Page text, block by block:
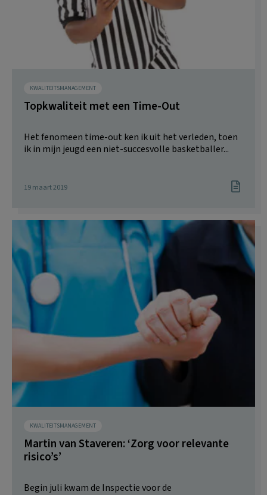
KWALITEITSMANAGEMENT
Topkwaliteit met een Time-Out
Het fenomeen time-out ken ik uit het verleden, toen
ik in mijn jeugd een niet-succesvolle basketballer...
19 maart 2019
KWALITEITSMANAGEMENT
Martin van Staveren: ‘Zorg voor relevante
risico’s’
Begin juli kwam de Inspectie voor de